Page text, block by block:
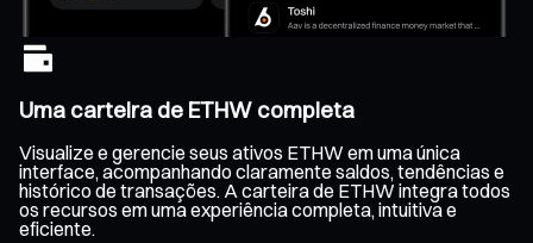
Uma carteira de ETHW completa
Visualize e gerencie seus ativos ETHW em uma única
interface, acompanhando claramente saldos, tendências e
histórico de transações. A carteira de ETHW integra todos
os recursos em uma experiência completa, intuitiva e
eficiente.